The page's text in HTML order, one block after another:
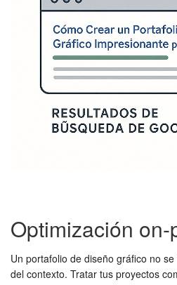
Optimización
Un portafolio de diseño gráfico no
del contexto. Tratar tus proyectos